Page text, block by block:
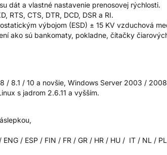
dát a vlastné nastavenie prenosovej rýchlosti.
RTS, CTS, DTR, DCD, DSR a RI.
výbojom (ESD) ± 15 KV vzduchová
ako sú bankomaty, pokladne, čítačky
/ 8.1 / 10 a novšie, Windows Server 2003 /
s jadrom 2.6.11 a vyšším.
/ ESP / FIN / FR / GR / HR / HU / IT / NL /